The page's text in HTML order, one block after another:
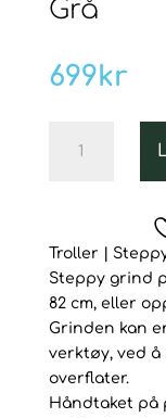
Grå
699kr
Steppy
Trappegrind,
Troller |
Steppy grind
82 cm, eller
Grinden kan
verktøy, ved
overflater.
Håndtaket på